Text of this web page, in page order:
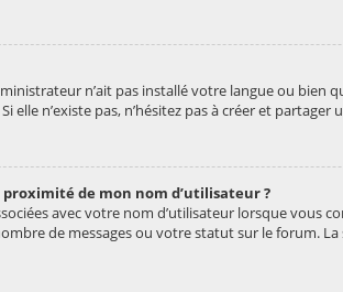
n’ait pas installé votre langue ou
elle n’existe pas, n’hésitez pas à créer et
de mon nom d’utilisateur ?
avec votre nom d’utilisateur lorsque vous
de messages ou votre statut sur le forum.